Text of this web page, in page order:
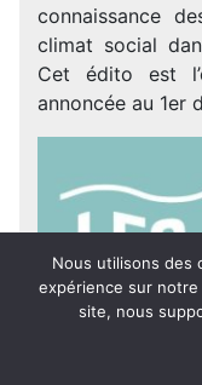
connaissance
climat social
Cet édito est
annoncée au 1er
Nous utilisons des
expérience sur
site, nous